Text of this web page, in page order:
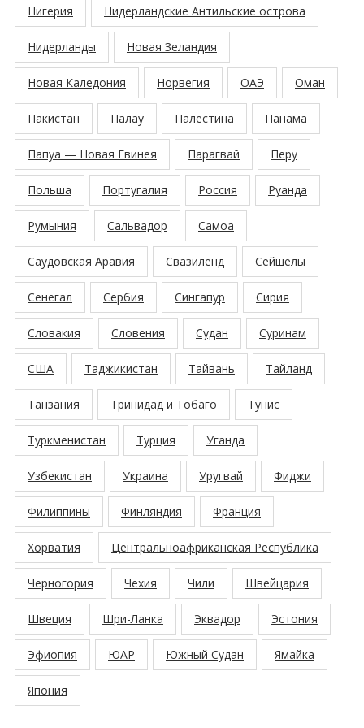
Нигерия Нидерландские Антильские острова
Нидерланды Новая Зеландия
Новая Каледония Норвегия ОАЭ Оман
Пакистан Палау Палестина Панама
Папуа — Новая Гвинея Парагвай Перу
Польша Португалия Россия Руанда
Румыния Сальвадор Самоа
Саудовская Аравия Свазиленд Сейшелы
Сенегал Сербия Сингапур Сирия
Словакия Словения Судан Суринам
США Таджикистан Тайвань Тайланд
Танзания Тринидад и Тобаго Тунис
Туркменистан Турция Уганда
Узбекистан Украина Уругвай Фиджи
Филиппины Финляндия Франция
Хорватия Центральноафриканская Республика
Черногория Чехия Чили Швейцария
Швеция Шри-Ланка Эквадор Эстония
Эфиопия ЮАР Южный Судан Ямайка
Япония